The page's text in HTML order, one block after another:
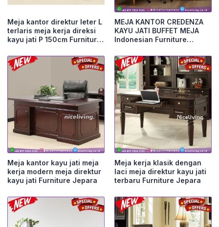
Meja kantor direktur leter L
terlaris meja kerja direksi
kayu jati P 150cm Furniture
MEJA KANTOR CREDENZA
KAYU JATI BUFFET MEJA
Indonesian Furniture
Meja kantor kayu jati meja
kerja modern meja direktur
kayu jati Furniture Jepara
Meja kerja klasik dengan
laci meja direktur kayu jati
terbaru Furniture Jepara